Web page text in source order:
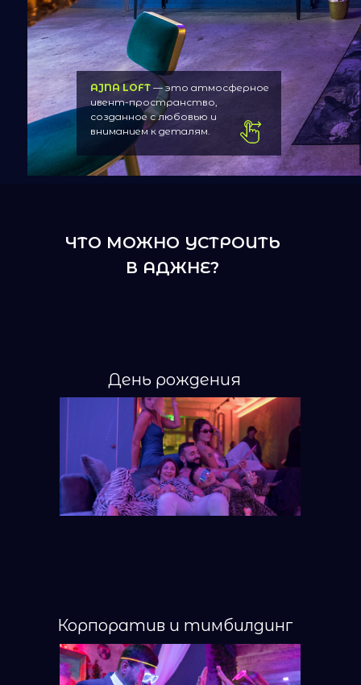
AJNA LOFT — это атмосферное
ивент-пространство,
созданное с любовью и
вниманием к деталям.
ЧТО МОЖНО УСТРОИТЬ
В АДЖНЕ?
День рождения
Корпоратив и тимбилдинг